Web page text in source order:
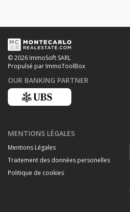
© 2026 ImmoSoft SARL
Propulsé par ImmoToolBox
OUR BANKING PARTNER
MENTIONS LÉGALES
Mentions Légales
Traitement des données personelles
Politique de cookies